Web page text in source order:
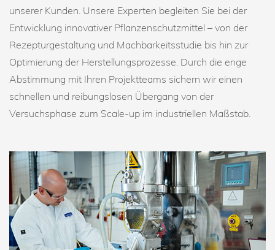
unserer Kunden. Unsere Experten begleiten Sie bei der
Entwicklung innovativer Pflanzenschutzmittel – von der
Rezepturgestaltung und Machbarkeitsstudie bis hin zur
Optimierung der Herstellungsprozesse. Durch die enge
Abstimmung mit Ihren Projektteams sichern wir einen
schnellen und reibungslosen Übergang von der
Versuchsphase zum Scale-up im industriellen Maßstab.